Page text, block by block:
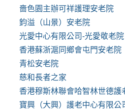
嗇色園主辦可祥護理安老院
鈞溢（山景）安老院
光愛中心有限公司-光愛敬老院
香港蘇浙滬同鄉會屯門安老院
青松安老院
慈和長者之家
香港穆斯林聯會哈智林世德護
寶興（大興）護老中心有限公